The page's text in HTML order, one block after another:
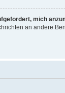
mich
an andere